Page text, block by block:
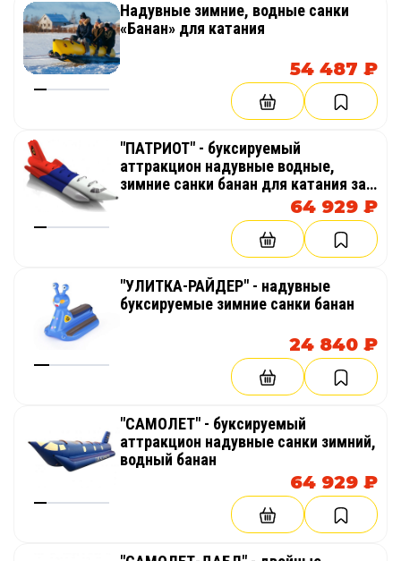
Надувные зимние, водные санки
«Банан» для катания
54 487 ₽
"ПАТРИОТ" - буксируемый
аттракцион надувные водные,
зимние санки банан для катания за
снегоходом, квадроциклом, катером
64 929 ₽
"УЛИТКА-РАЙДЕР" - надувные
буксируемые зимние санки банан
24 840 ₽
"САМОЛЕТ" - буксируемый
аттракцион надувные санки зимний,
водный банан
64 929 ₽